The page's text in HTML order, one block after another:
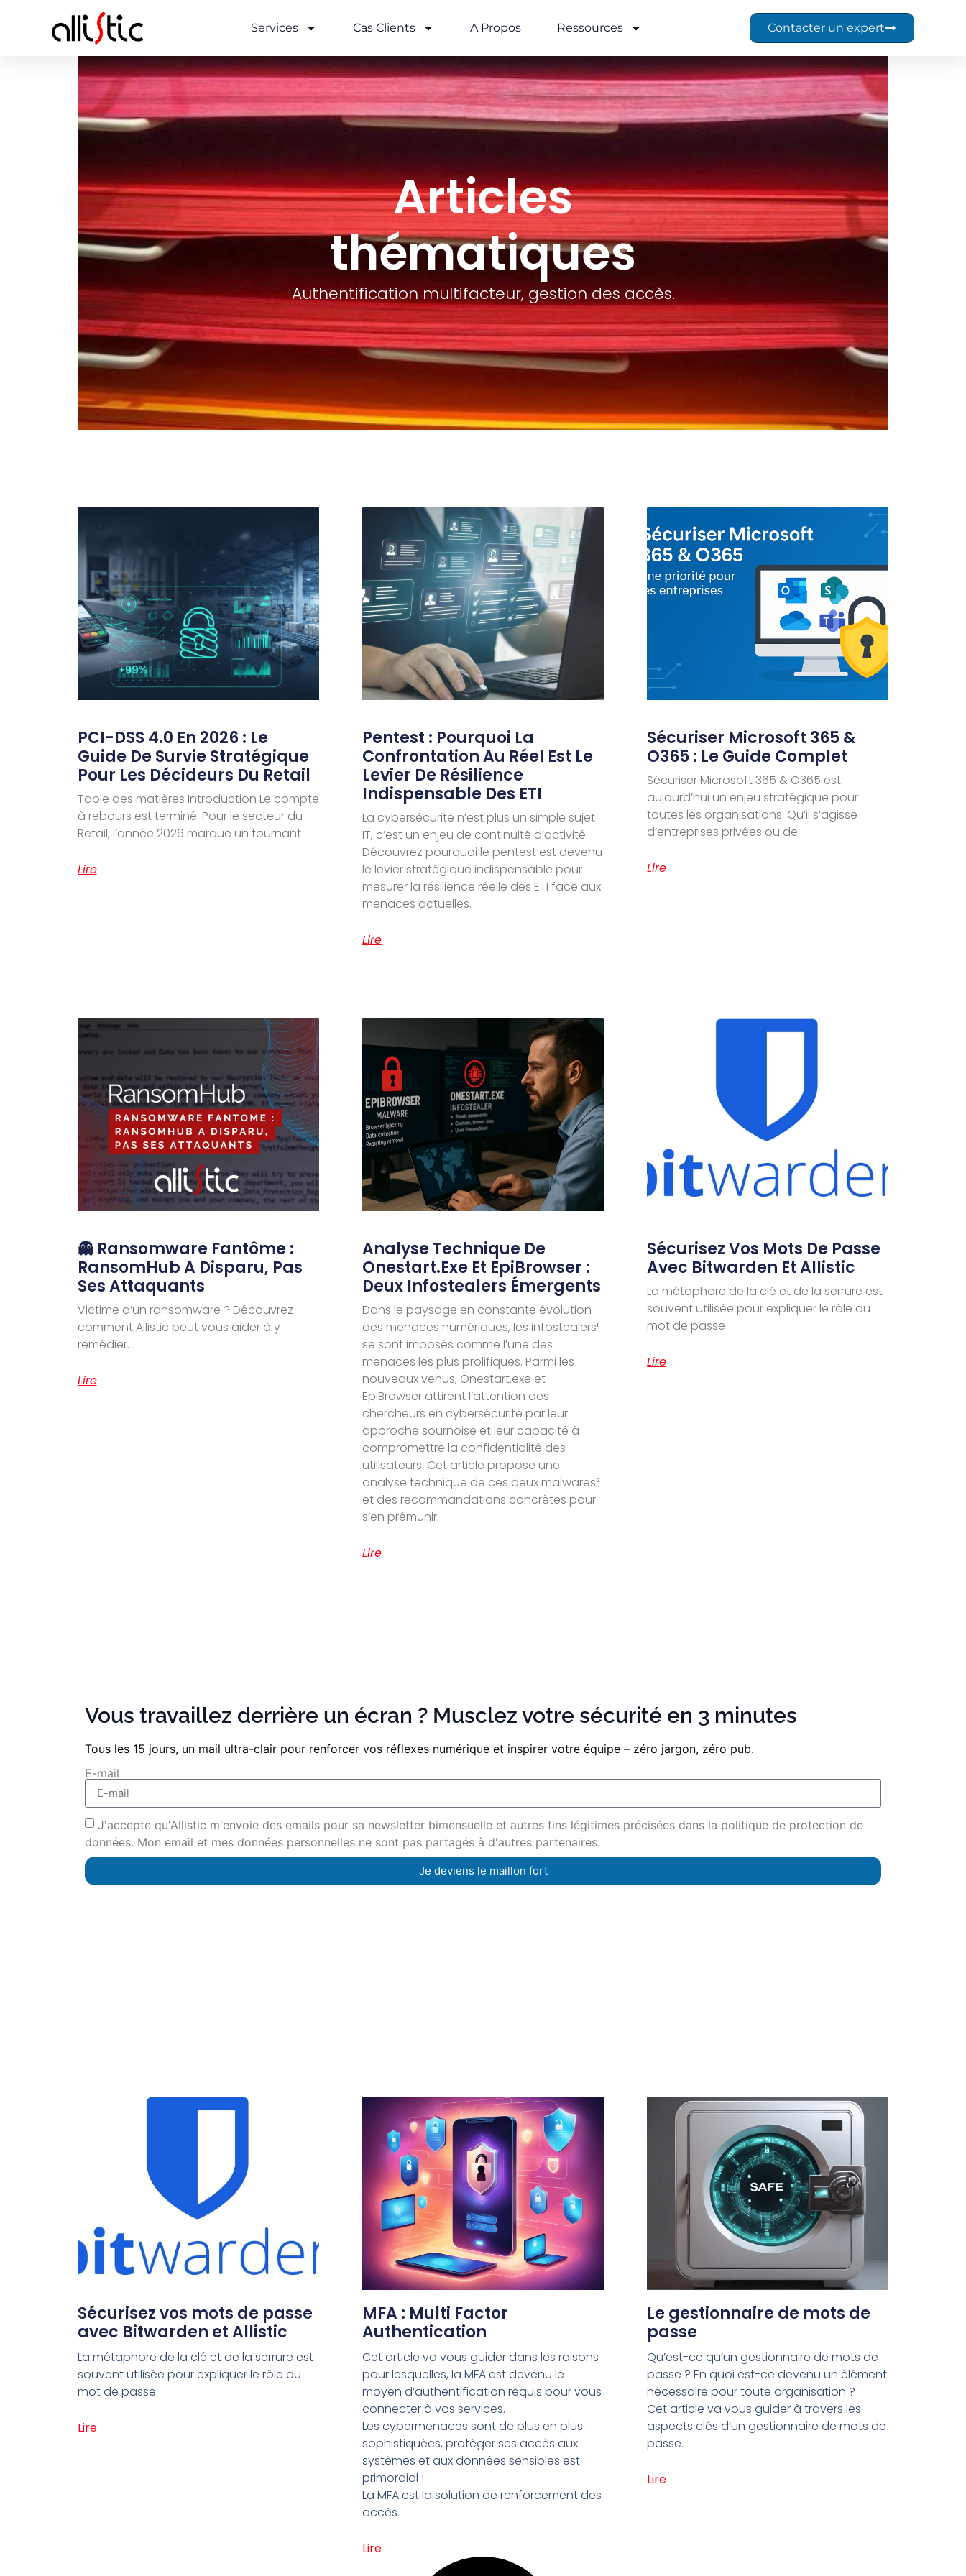
Services Cas Clients A Propos Ressources Contacter un expert
Articles
thématiques
Authentification multifacteur, gestion des accès.
PCI-DSS 4.0 En 2026 : Le
Guide De Survie Stratégique
Pour Les Décideurs Du Retail
Table des matières Introduction Le compte
à rebours est terminé. Pour le secteur du
Retail, l’année 2026 marque un tournant
Lire
Pentest : Pourquoi La
Confrontation Au Réel Est Le
Levier De Résilience
Indispensable Des ETI
La cybersécurité n’est plus un simple sujet
IT, c’est un enjeu de continuité d’activité.
Découvrez pourquoi le pentest est devenu
le levier stratégique indispensable pour
mesurer la résilience réelle des ETI face aux
menaces actuelles.
Lire
Sécuriser Microsoft 365 &
O365 : Le Guide Complet
Sécuriser Microsoft 365 & O365 est
aujourd’hui un enjeu stratégique pour
toutes les organisations. Qu’il s’agisse
d’entreprises privées ou de
Lire
👻 Ransomware Fantôme :
RansomHub A Disparu, Pas
Ses Attaquants
Victime d’un ransomware ? Découvrez
comment Allistic peut vous aider à y
remédier.
Lire
Analyse Technique De
Onestart.exe Et EpiBrowser :
Deux Infostealers Émergents
Dans le paysage en constante évolution
des menaces numériques, les infostealers¹
se sont imposés comme l’une des
menaces les plus prolifiques. Parmi les
nouveaux venus, Onestart.exe et
EpiBrowser attirent l’attention des
chercheurs en cybersécurité par leur
approche sournoise et leur capacité à
compromettre la confidentialité des
utilisateurs. Cet article propose une
analyse technique de ces deux malwares²
et des recommandations concrètes pour
s’en prémunir.
Lire
Sécurisez Vos Mots De Passe
Avec Bitwarden Et Allistic
La métaphore de la clé et de la serrure est
souvent utilisée pour expliquer le rôle du
mot de passe
Lire
Vous travaillez derrière un écran ? Musclez votre sécurité en 3 minutes
Tous les 15 jours, un mail ultra-clair pour renforcer vos réflexes numérique et inspirer votre équipe – zéro jargon, zéro pub.
E-mail
J'accepte qu'Allistic m'envoie des emails pour sa newsletter bimensuelle et autres fins légitimes précisées dans la politique de protection de
données. Mon email et mes données personnelles ne sont pas partagés à d'autres partenaires.
Je deviens le maillon fort
Sécurisez vos mots de passe
avec Bitwarden et Allistic
La métaphore de la clé et de la serrure est
souvent utilisée pour expliquer le rôle du
mot de passe
Lire
MFA : Multi Factor
Authentication
Cet article va vous guider dans les raisons
pour lesquelles, la MFA est devenu le
moyen d’authentification requis pour vous
connecter à vos services.
Les cybermenaces sont de plus en plus
sophistiquées, protéger ses accès aux
systèmes et aux données sensibles est
primordial !
La MFA est la solution de renforcement des
accès.
Lire
Le gestionnaire de mots de
passe
Qu’est-ce qu’un gestionnaire de mots de
passe ? En quoi est-ce devenu un élément
nécessaire pour toute organisation ?
Cet article va vous guider à travers les
aspects clés d’un gestionnaire de mots de
passe.
Lire